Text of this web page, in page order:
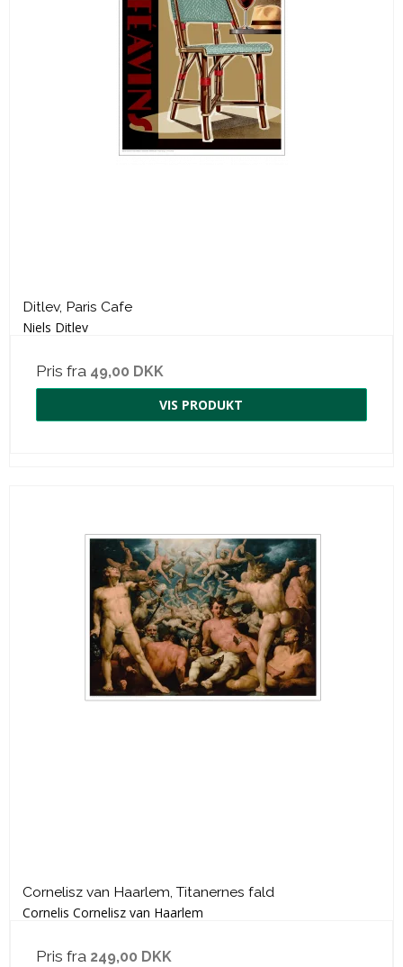
Ditlev, Paris Cafe
Niels Ditlev
Pris fra 49,00 DKK
VIS PRODUKT
Cornelisz van Haarlem, Titanernes fald
Cornelis Cornelisz van Haarlem
Pris fra 249,00 DKK